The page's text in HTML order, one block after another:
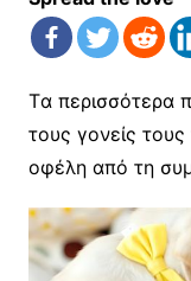
Tα περισσότερα
τους γονείς
οφέλη από τη